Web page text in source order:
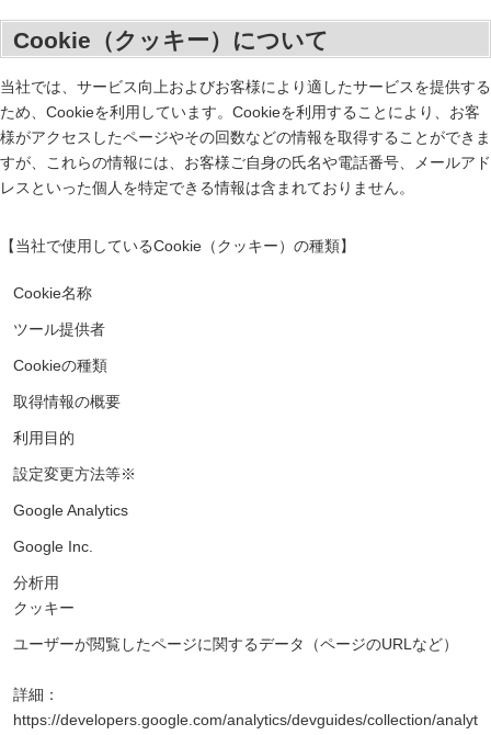
Cookie（クッキー）について
当社では、サービス向上およびお客様により適したサービスを提供する
ため、Cookieを利用しています。Cookieを利用することにより、お客
様がアクセスしたページやその回数などの情報を取得することができま
すが、これらの情報には、お客様ご自身の氏名や電話番号、メールアド
レスといった個人を特定できる情報は含まれておりません。
【当社で使用しているCookie（クッキー）の種類】
Cookie名称
ツール提供者
Cookieの種類
取得情報の概要
利用目的
設定変更方法等※
Google Analytics
Google Inc.
分析用
クッキー
ユーザーが閲覧したページに関するデータ（ページのURLなど）
詳細：
https://developers.google.com/analytics/devguides/collection/analyt